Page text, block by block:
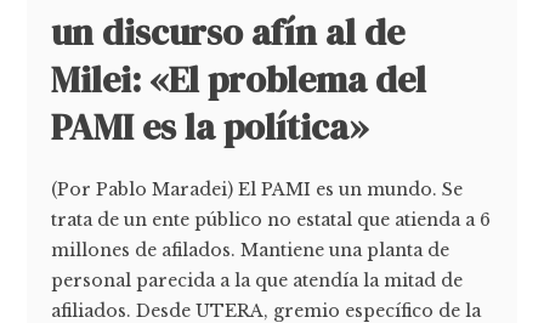
un discurso afín al de
Milei: «El problema del
PAMI es la política»
(Por Pablo Maradei) El PAMI es un mundo. Se
trata de un ente público no estatal que atienda a 6
millones de afilados. Mantiene una planta de
personal parecida a la que atendía la mitad de
afiliados. Desde UTERA, gremio específico de la